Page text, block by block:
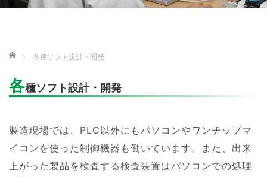
t
ホーム 各種ソフト設計・開発
各種ソフト設計・開発
製造現場では、PLC以外にもパソコンやワンチップマ
イコンを使った制御機器も働いています。また、出来
上がった製品を検査する検査装置はパソコンでの処理